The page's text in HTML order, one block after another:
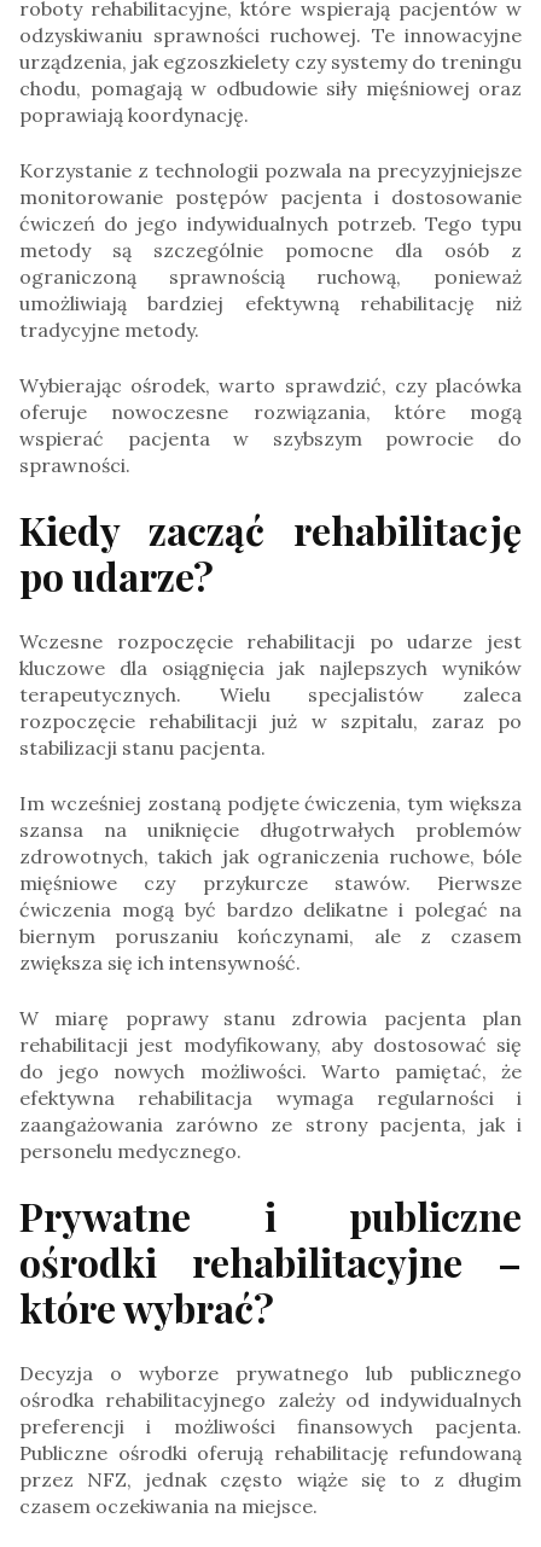
roboty rehabilitacyjne, które wspierają pacjentów w
odzyskiwaniu sprawności ruchowej. Te innowacyjne
urządzenia, jak egzoszkielety czy systemy do treningu
chodu, pomagają w odbudowie siły mięśniowej oraz
poprawiają koordynację.
Korzystanie z technologii pozwala na precyzyjniejsze
monitorowanie postępów pacjenta i dostosowanie
ćwiczeń do jego indywidualnych potrzeb. Tego typu
metody są szczególnie pomocne dla osób z
ograniczoną sprawnością ruchową, ponieważ
umożliwiają bardziej efektywną rehabilitację niż
tradycyjne metody.
Wybierając ośrodek, warto sprawdzić, czy placówka
oferuje nowoczesne rozwiązania, które mogą
wspierać pacjenta w szybszym powrocie do
sprawności.
Kiedy zacząć rehabilitację
po udarze?
Wczesne rozpoczęcie rehabilitacji po udarze jest
kluczowe dla osiągnięcia jak najlepszych wyników
terapeutycznych. Wielu specjalistów zaleca
rozpoczęcie rehabilitacji już w szpitalu, zaraz po
stabilizacji stanu pacjenta.
Im wcześniej zostaną podjęte ćwiczenia, tym większa
szansa na uniknięcie długotrwałych problemów
zdrowotnych, takich jak ograniczenia ruchowe, bóle
mięśniowe czy przykurcze stawów. Pierwsze
ćwiczenia mogą być bardzo delikatne i polegać na
biernym poruszaniu kończynami, ale z czasem
zwiększa się ich intensywność.
W miarę poprawy stanu zdrowia pacjenta plan
rehabilitacji jest modyfikowany, aby dostosować się
do jego nowych możliwości. Warto pamiętać, że
efektywna rehabilitacja wymaga regularności i
zaangażowania zarówno ze strony pacjenta, jak i
personelu medycznego.
Prywatne i publiczne
ośrodki rehabilitacyjne –
które wybrać?
Decyzja o wyborze prywatnego lub publicznego
ośrodka rehabilitacyjnego zależy od indywidualnych
preferencji i możliwości finansowych pacjenta.
Publiczne ośrodki oferują rehabilitację refundowaną
przez NFZ, jednak często wiąże się to z długim
czasem oczekiwania na miejsce.